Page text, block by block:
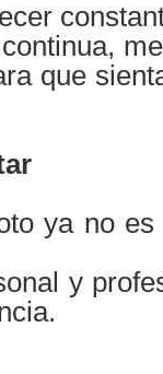
que
ya no
y